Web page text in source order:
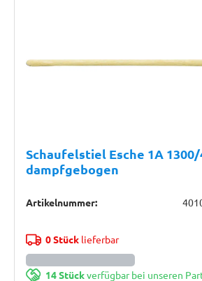
Schaufelstiel Esche 1A 1300/
dampfgebogen
Artikelnummer:
0 Stücklieferbar
14 Stückverfügbar bei unseren